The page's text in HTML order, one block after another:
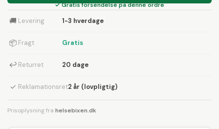
✓ Gratis forsendelse på denne ordre
🚚 Levering 1-3 hverdage
📦 Fragt Gratis
↩ Returret 20 dage
✓ Reklamationsret2 år (lovpligtig)
Prisoplysning fra helsebixen.dk